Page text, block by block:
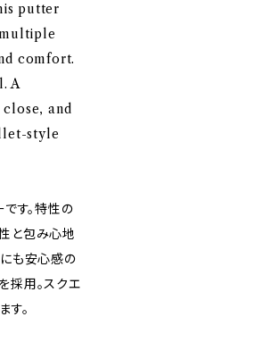
putter
comfort.
A
and
style
す。特性の
と包み心地
にも安心感の
採用。スクエ
す。